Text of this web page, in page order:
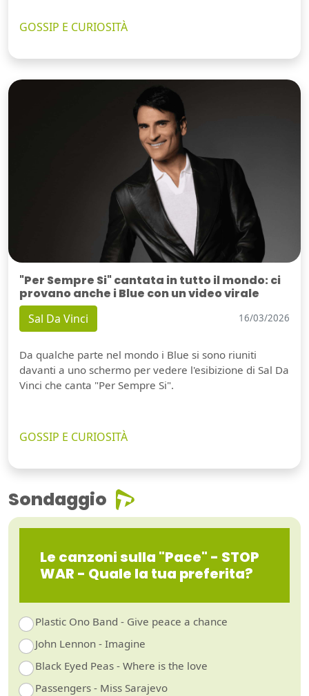
GOSSIP E CURIOSITÀ
"Per Sempre Si" cantata in tutto il mondo: ci
provano anche i Blue con un video virale
Sal Da Vinci 16/03/2026
Da qualche parte nel mondo i Blue si sono riuniti
davanti a uno schermo per vedere l'esibizione di Sal Da
Vinci che canta "Per Sempre Si".
GOSSIP E CURIOSITÀ
Sondaggio
Le canzoni sulla "Pace" - STOP
WAR - Quale la tua preferita?
Plastic Ono Band - Give peace a chance
John Lennon - Imagine
Black Eyed Peas - Where is the love
Passengers - Miss Sarajevo